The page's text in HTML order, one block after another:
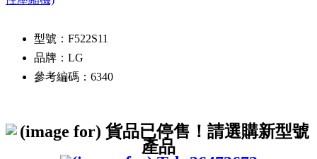
型號：F522S11
品牌：LG
參考編碼：6340